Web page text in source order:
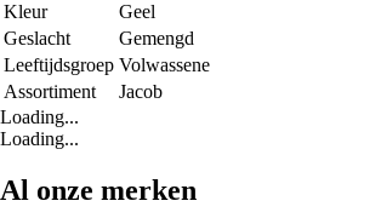
Kleur
Geel
Geslacht
Gemengd
Leeftijdsgroep Volwassene
Assortiment
Jacob
Loading...
Loading...
Al onze merken